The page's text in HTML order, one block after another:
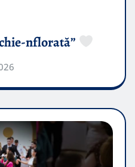
nflorată”